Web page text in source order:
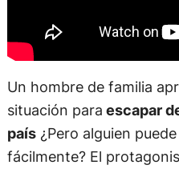
Un hombre de familia
situación para escapar
país¿Pero alguien
fácilmente? El